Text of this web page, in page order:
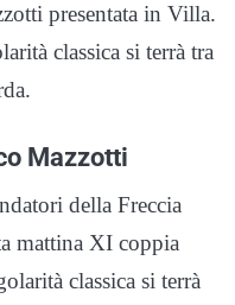
presentata in Villa.
classica si terrà tra
Mazzotti
della Freccia
mattina XI coppia
classica si terrà